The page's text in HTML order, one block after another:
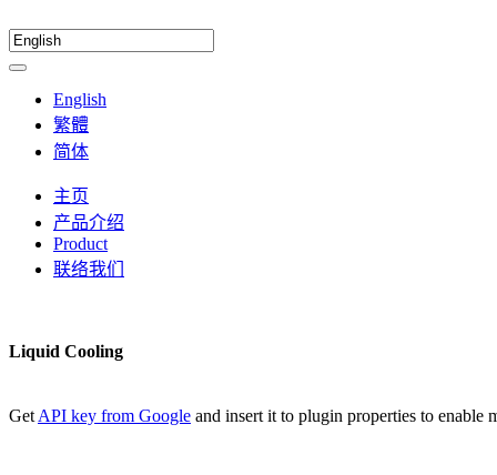
English
繁體
简体
主页
产品介绍
Product
联络我们
Liquid Cooling
Get API key from Google and insert it to plugin properties to enable